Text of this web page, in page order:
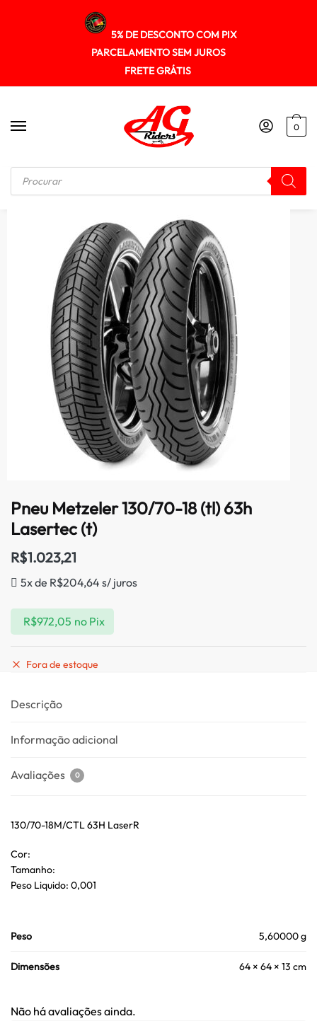
5% DE DESCONTO COM PIX
PARCELAMENTO SEM JUROS
FRETE GRÁTIS
0
Início / PNEUS
Pneu Metzeler 130/70-18 (tl) 63h
Lasertec (t)
R$1.023,21
5x de R$204,64 s/ juros
R$972,05 no Pix
Fora de estoque
Descrição
Informação adicional
Avaliações 0
130/70-18M/CTL 63H LaserR
Cor:
Tamanho:
Peso Liquido: 0,001
Peso 5,60000 g
Dimensões 64 × 64 × 13 cm
Não há avaliações ainda.